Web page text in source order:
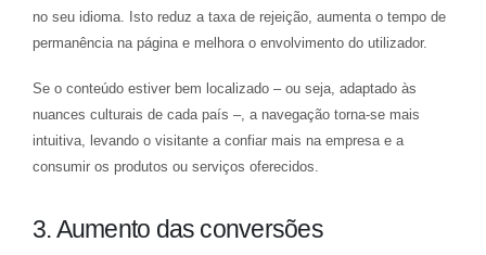
no seu idioma. Isto reduz a taxa de rejeição, aumenta o tempo de
permanência na página e melhora o envolvimento do utilizador.
Se o conteúdo estiver bem localizado – ou seja, adaptado às
nuances culturais de cada país –, a navegação torna-se mais
intuitiva, levando o visitante a confiar mais na empresa e a
consumir os produtos ou serviços oferecidos.
3. Aumento das conversões